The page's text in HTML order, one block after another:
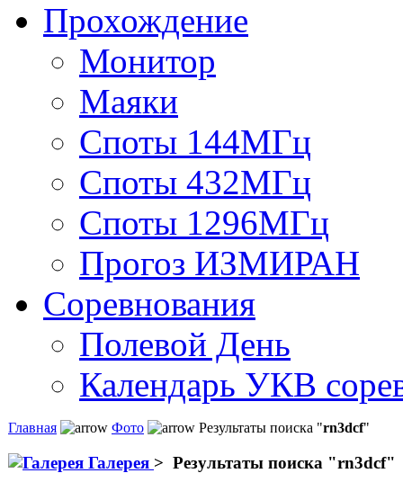
Прохождение
Монитор
Маяки
Споты 144МГц
Споты 432МГц
Споты 1296МГц
Прогоз ИЗМИРАН
Соревнования
Полевой День
Календарь УКВ
Главная Фото Результаты поиска "rn3dcf"
Галерея > Результаты поиска "rn3dcf"